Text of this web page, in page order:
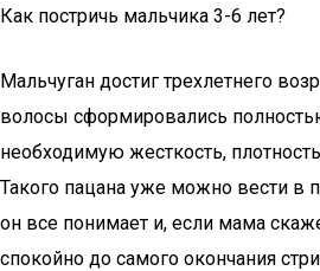
Как постричь мальчика 3-6 лет?
Мальчуган достиг трехлетнего
волосы сформировались
необходимую жесткость,
Такого пацана уже можно вести в
он все понимает и, если мама
спокойно до самого окончания